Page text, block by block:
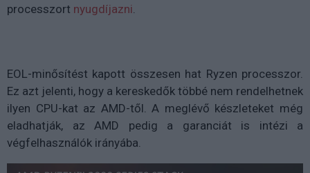
processzort nyugdíjazni.
EOL-minősítést kapott összesen hat Ryzen processzor.
Ez azt jelenti, hogy a kereskedők többé nem rendelhetnek
ilyen CPU-kat az AMD-től. A meglévő készleteket még
eladhatják, az AMD pedig a garanciát is intézi a
végfelhasználók irányába.